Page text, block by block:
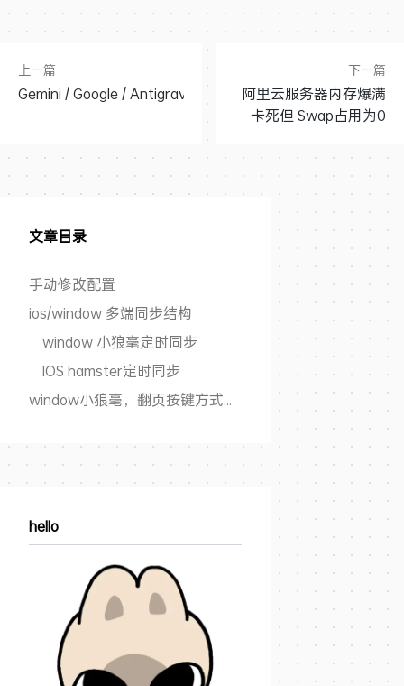
上一篇
Gemini / Google / Antigravity 相关内容
下一篇
阿里云服务器内存爆满
卡死但 Swap占用为0
文章目录
手动修改配置
ios/window 多端同步结构
window 小狼毫定时同步
IOS hamster定时同步
window小狼毫，翻页按键方式修改
hello